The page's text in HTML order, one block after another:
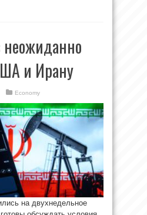
неожиданно
и Ирану
Economy
на двухнедельное